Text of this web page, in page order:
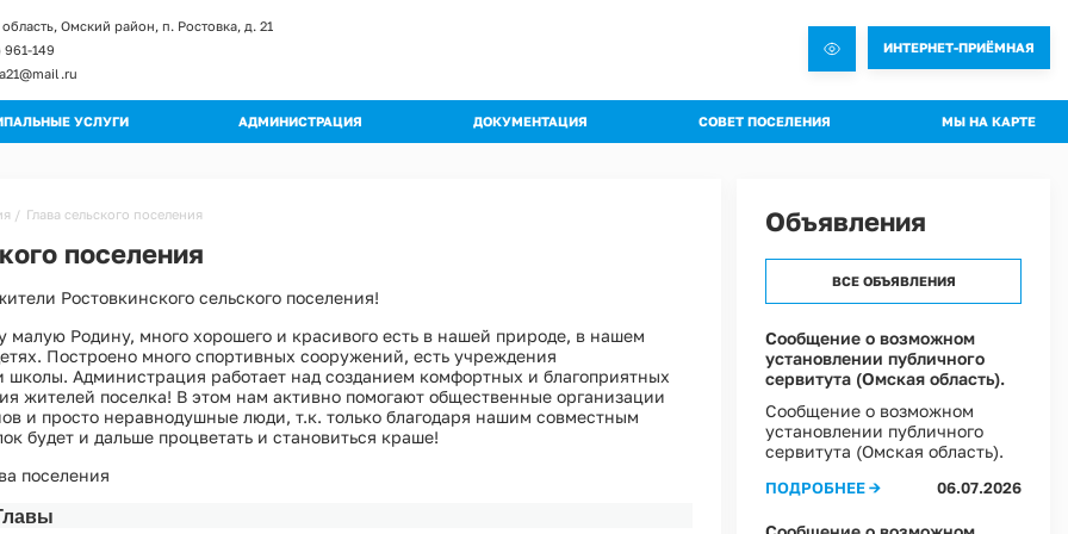
Омский район, п. Ростовка, д. 21
961-149
ИНТЕРНЕТ-ПРИЁМНАЯ
УСЛУГИ
схемы
АДМИНИСТРАЦИЯ
Кадровое обеспечение
Квалификационные требования
Порядок поступления на МС
Вакантные должности
Контактная информация
Обращения граждан
ДОКУМЕНТАЦИЯ
Муниципальное имущество
Муниципальный контроль
Программы профилактики рисков
Оценка эффективности муниципальных программ
СОВЕТ ПОСЕЛЕНИЯ
Проекты Решений совета
Решения Совета
Информация о текущей деятельности Совета
МЫ НА КАРТЕ
Глава сельского поселения
поселения
Ростовкинского сельского поселения!
Родину, много хорошего и красивого есть в нашей природе, в нашем
Построено много спортивных сооружений, есть учреждения
школы. Администрация работает над созданием комфортных и благоприятных
жителей поселка! В этом нам активно помогают общественные организации
и просто неравнодушные люди, т.к. только благодаря нашим совместным
будет и дальше процветать и становиться краше!
поселения
Объявления
ВСЕ ОБЪЯВЛЕНИЯ
Сообщение о возможном
установлении публичного
сервитута (Омская область).
Сообщение о возможном
установлении публичного
сервитута (Омская область).
ПОДРОБНЕЕ → 06.07.2026